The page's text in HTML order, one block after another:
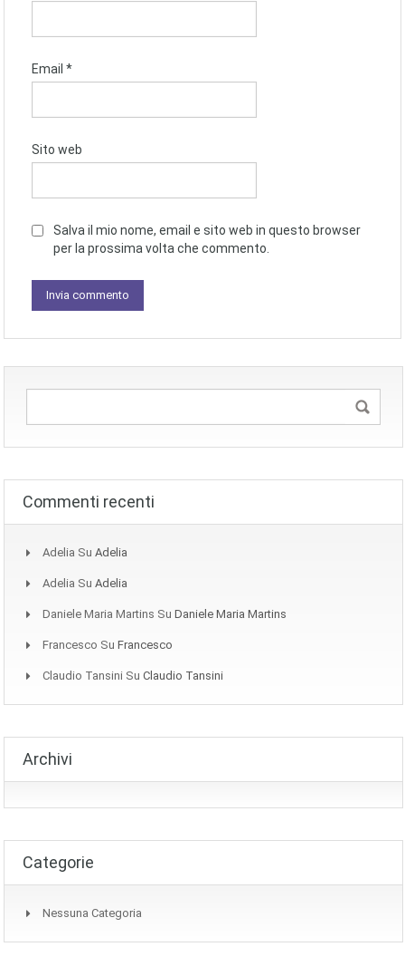
Email *
Sito web
Salva il mio nome, email e sito web in questo browser
per la prossima volta che commento.
Commenti recenti
Adelia Su Adelia
Adelia Su Adelia
Daniele Maria Martins Su Daniele Maria Martins
Francesco Su Francesco
Claudio Tansini Su Claudio Tansini
Archivi
Categorie
Nessuna Categoria